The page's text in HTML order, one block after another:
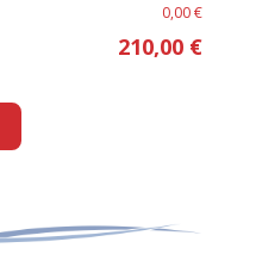
0,00 €
210,00 €